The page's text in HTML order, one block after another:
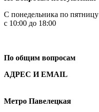
С понедельника по пятницу
с 10:00 до 18:00
По общим вопросам
АДРЕС И EMAIL
Метро Павелецкая